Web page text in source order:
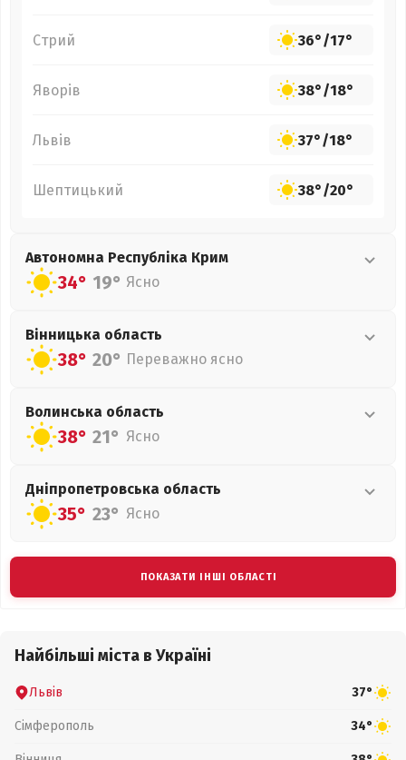
Стрий 36°/17°
Яворів 38°/18°
Львів 37°/18°
Шептицький 38°/20°
Автономна Республіка Крим
34° 19° Ясно
Вінницька область
38° 20° Переважно ясно
Волинська область
38° 21° Ясно
Дніпропетровська область
35° 23° Ясно
ПОКАЗАТИ ІНШІ ОБЛАСТІ
Найбільші міста в Україні
Львів 37°
Сімферополь 34°